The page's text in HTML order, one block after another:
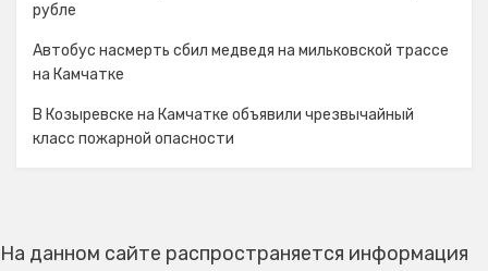
рубле
Автобус насмерть сбил медведя на мильковской трассе
на Камчатке
В Козыревске на Камчатке объявили чрезвычайный
класс пожарной опасности
На данном сайте распространяется информация